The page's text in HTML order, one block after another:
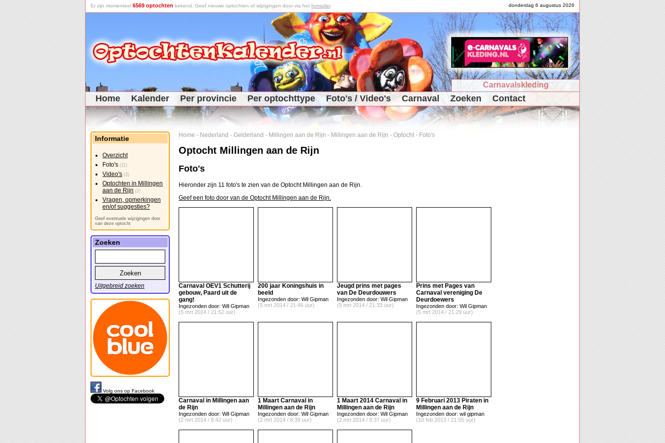
donderdag 6 augustus 2026
Er zijn momenteel 6569 optochten bekend. Geef nieuwe optochten of wijzigingen door via het formulier.
Carnavalskleding
Home Kalender Per provincie Per optochttype Foto's / Video's Carnaval Zoeken Contact
Home - Nederland - Gelderland - Millingen aan de Rijn - Millingen aan de Rijn - Optocht - Foto's
Optocht Millingen aan de Rijn
Foto's
Hieronder zijn 11 foto's te zien van de Optocht Millingen aan de Rijn.
Geef een foto door van de Optocht Millingen aan de Rijn.
Carnaval OEV1 Schutterij
gebouw, Paard uit de
gang!
Ingezonden door: Wil Gipman
(5 mrt 2014 / 21:52 uur)
200 jaar Koningshuis in
beeld
Ingezonden door: Wil Gipman
(5 mrt 2014 / 21:46 uur)
Jeugd prins met pages
van De Deurdouwers
Ingezonden door: Wil Gipman
(5 mrt 2014 / 21:33 uur)
Prins met Pages van
Carnaval vereniging De
Deurdoewers
Ingezonden door: Wil Gipman
(5 mrt 2014 / 21:29 uur)
Carnaval in Millingen aan
de Rijn
Ingezonden door: Wil Gipman
(2 mrt 2014 / 8:42 uur)
1 Maart Carnaval in
Millingen aan de Rijn
Ingezonden door: Wil Gipman
(2 mrt 2014 / 8:39 uur)
1 Maart 2014 Carnaval in
Millingen aan de Rijn
Ingezonden door: Wil Gipman
(2 mrt 2014 / 8:37 uur)
9 Februari 2013 Piraten in
Millingen aan de Rijn
Ingezonden door: wil gipman
(10 feb 2013 / 21:55 uur)
Informatie
Overzicht
Foto's (11)
Video's (3)
Optochten in Millingen
aan de Rijn (2)
Vragen, opmerkingen
en/of suggesties?
Geef eventuele wijzigingen door
van deze optocht
Zoeken
Uitgebreid zoeken
Volg ons op Facebook